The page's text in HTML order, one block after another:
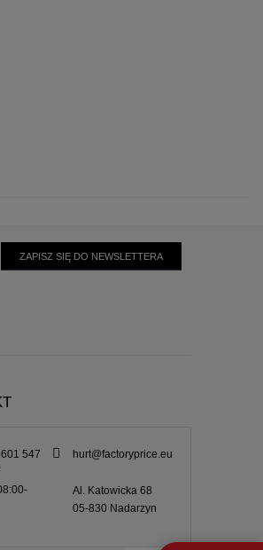
ZAPISZ SIĘ DO NEWSLETTERA
547
hurt@factoryprice.eu
Al. Katowicka 68
05-830 Nadarzyn